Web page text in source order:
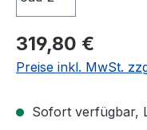
Regulärer Preis:
319,80 €
Preise inkl. MwSt.
Sofort verfügbar,